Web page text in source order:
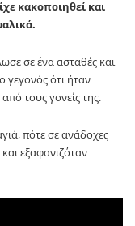
κακοποιηθεί και
σε ένα ασταθές και
γεγονός ότι ήταν
τους γονείς της.
πότε σε ανάδοχες
εξαφανιζόταν